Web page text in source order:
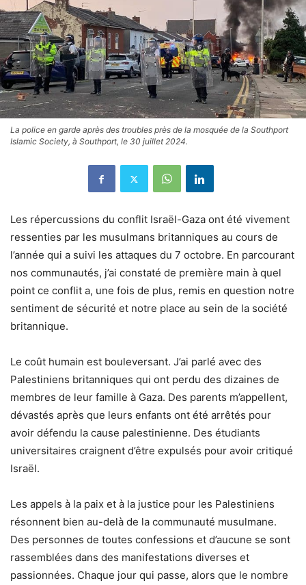
La police en garde après des troubles près de la mosquée de la Southport
Islamic Society, à Southport, le 30 juillet 2024.
Les répercussions du conflit Israël-Gaza ont été vivement
ressenties par les musulmans britanniques au cours de
l’année qui a suivi les attaques du 7 octobre. En parcourant
nos communautés, j’ai constaté de première main à quel
point ce conflit a, une fois de plus, remis en question notre
sentiment de sécurité et notre place au sein de la société
britannique.
Le coût humain est bouleversant. J’ai parlé avec des
Palestiniens britanniques qui ont perdu des dizaines de
membres de leur famille à Gaza. Des parents m’appellent,
dévastés après que leurs enfants ont été arrêtés pour
avoir défendu la cause palestinienne. Des étudiants
universitaires craignent d’être expulsés pour avoir critiqué
Israël.
Les appels à la paix et à la justice pour les Palestiniens
résonnent bien au-delà de la communauté musulmane.
Des personnes de toutes confessions et d’aucune se sont
rassemblées dans des manifestations diverses et
passionnées. Chaque jour qui passe, alors que le nombre